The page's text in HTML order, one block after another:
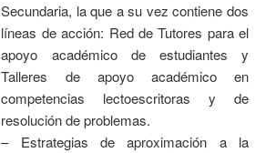
Secundaria, la que a su vez contiene dos
líneas de acción: Red de Tutores para el
apoyo académico de estudiantes y
Talleres de apoyo académico en
competencias lectoescritoras y de
resolución de problemas.
– Estrategias de aproximación a la